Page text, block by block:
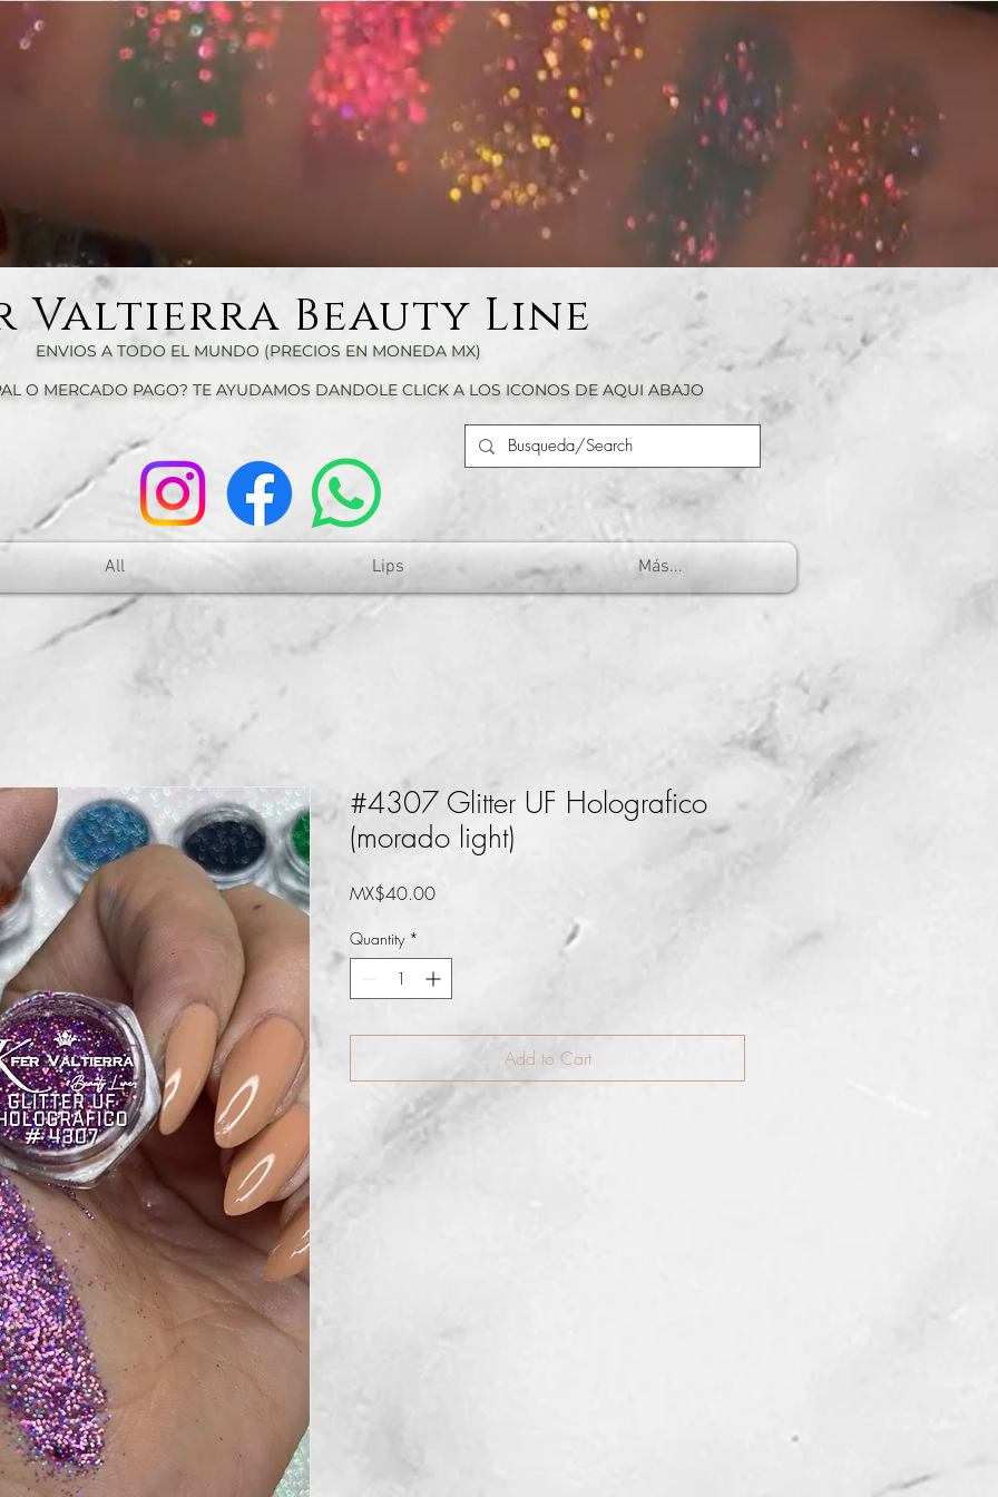
Valtierra Beauty Line
ENVIOS A TODO EL MUNDO (PRECIOS EN MONEDA MX)
O MERCADO PAGO? TE AYUDAMOS DANDOLE CLICK A LOS ICONOS DE AQUI ABAJO
All Lips Más...
#4307 Glitter UF Holografico
(morado light)
MX$40.00Price
Quantity *
Add to Cart